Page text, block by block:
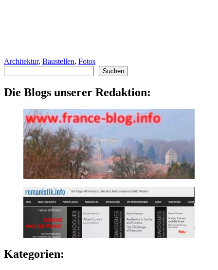
Architektur, Baustellen, Fotos
Suchen
Die Blogs unserer Redaktion:
Kategorien: